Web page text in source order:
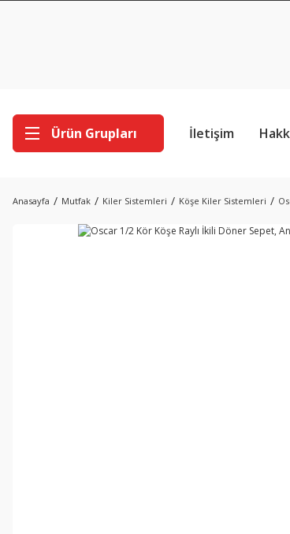
Ürün Grupları İletişim
Anasayfa Mutfak Kiler Sistemleri Köşe Kiler Sistemleri